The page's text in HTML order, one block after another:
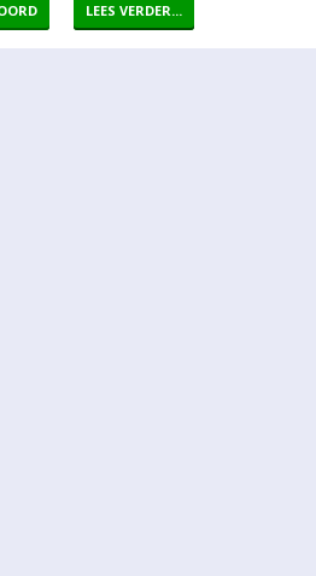
LEES VERDER...